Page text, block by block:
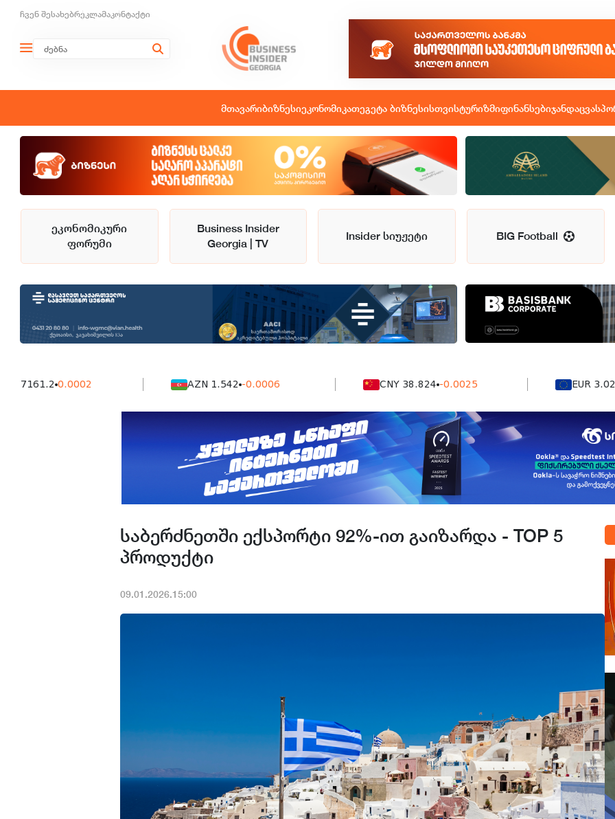
ჩვენ შესახებრეკლამაკონტაქტი
მთავარიბიზნესიეკონომიკათეგეტა ბიზნესისთვისტურიზმიფინანსებიჯანდაცვა
ეკონომიკური
ფორუმი
Business Insider
Georgia | TV
Insider სიუჟეტი BIG Football
0.0002 AZN 1.542 -0.0006 CNY 38.824 -0.0025 EUR 3.0212 -
საბერძნეთში ექსპორტი 92%-ით გაიზარდა - TOP 5
პროდუქტი
09.01.2026.15:00